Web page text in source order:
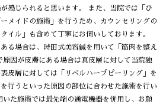
感じられると思います。 また、当院では「ひ
メイドの施術」を行うため、カウンセリングの
イル」も含めて丁寧にお伺いしております。
る場合は、時田式美容鍼を用いて「筋肉を整え
原因が皮膚にある場合は真皮層に対して当院独
皮層に対しては「リベルハーブピーリング」を
行うといった原因の部位に合わせた施術を行い
いた施術では最先端の通電機器を併用し、お顔